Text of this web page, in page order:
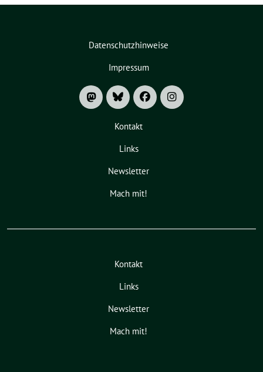
Datenschutzhinweise
Impressum
Kontakt
Links
Newsletter
Mach mit!
Kontakt
Links
Newsletter
Mach mit!